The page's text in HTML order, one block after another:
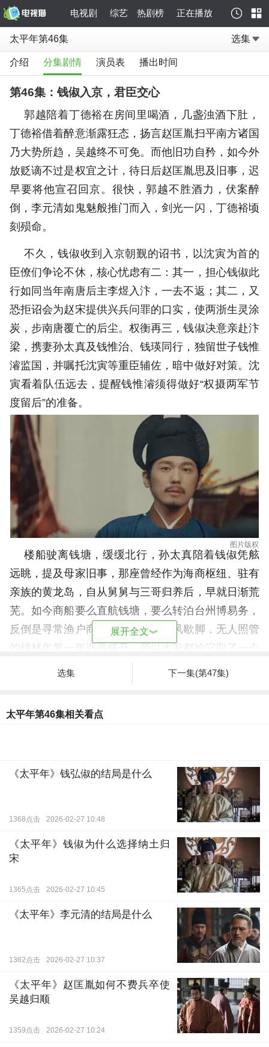
电视剧 综艺 热剧榜 正在播放
太平年第46集 选集
介绍 分集剧情 演员表 播出时间
第46集：钱俶入京，君臣交心
郭越陪着丁德裕在房间里喝酒，几盏浊酒下肚，
丁德裕借着醉意渐露狂态，扬言赵匡胤扫平南方诸国
乃大势所趋，吴越终不可免。而他旧功自矜，如今外
放贬谪不过是权宜之计，待日后赵匡胤思及旧事，迟
早要将他宣召回京。很快，郭越不胜酒力，伏案醉
倒，李元清如鬼魅般推门而入，剑光一闪，丁德裕顷
刻殒命。
不久，钱俶收到入京朝觐的诏书，以沈寅为首的
臣僚们争论不休，核心忧虑有二：其一，担心钱俶此
行如同当年南唐后主李煜入汴，一去不返；其二，又
恐拒诏会为赵宋提供兴兵问罪的口实，使两浙生灵涂
炭，步南唐覆亡的后尘。权衡再三，钱俶决意亲赴汴
梁，携妻孙太真及钱惟治、钱瑛同行，独留世子钱惟
濬监国，并嘱托沈寅等重臣辅佐，暗中做好对策。沈
寅看着队伍远去，提醒钱惟濬须得做好“权摄两军节
度留后”的准备。
图片版权
楼船驶离钱塘，缓缓北行，孙太真陪着钱俶凭舷
远眺，提及母家旧事，那座曾经作为海商枢纽、驻有
亲族的黄龙岛，自从舅舅与三哥归养后，早就日渐荒
芜。如今商船要么直航钱塘，要么转泊台州博易务，
反倒是寻常渔户商贾，偶尔登岛避风歇脚，无人照管
的桃林年复一年恣意盛开，所以大家都给它取了一个
名字“桃花岛”。
迎候，礼仪周全。钱俶一行换乘太平车入城，但见街
治理成效。
入城后，接待规格再次提升，赵匡义陪同钱俶骑
马巡行御街。言谈间，赵匡义对钱俶保境安民、助平
暗示天下归一乃大势所趋，吴越归顺更是顺应天命、
成就“保全”美名的明智之举。孙太真坐在马车朝外
看，街边孩童嬉戏、百姓安居的景象，使她感慨万
千，或许眼下便是真正的太平年景。
队伍行至宫门前，赵匡胤特赐吴越王钱俶“入朝不
趋、赞拜不名、禁中骑马、剑履上殿”四大殊荣，相
赵匡义亲自为钱俶牵马入殿，赵匡胤在万岁殿设宴，
准备好了烤肉款待钱俶。
吕端安排孙太真母女在馆驿休息，孙太真看着周
展开全文︾
选集 下一集(第47集)
太平年第46集相关看点
《太平年》钱弘俶的结局是什么
1368点击 2026-02-27 10:48
《太平年》钱俶为什么选择纳土归
宋
1365点击 2026-02-27 10:45
《太平年》李元清的结局是什么
1362点击 2026-02-27 10:37
《太平年》赵匡胤如何不费兵卒使
吴越归顺
1359点击 2026-02-27 10:24